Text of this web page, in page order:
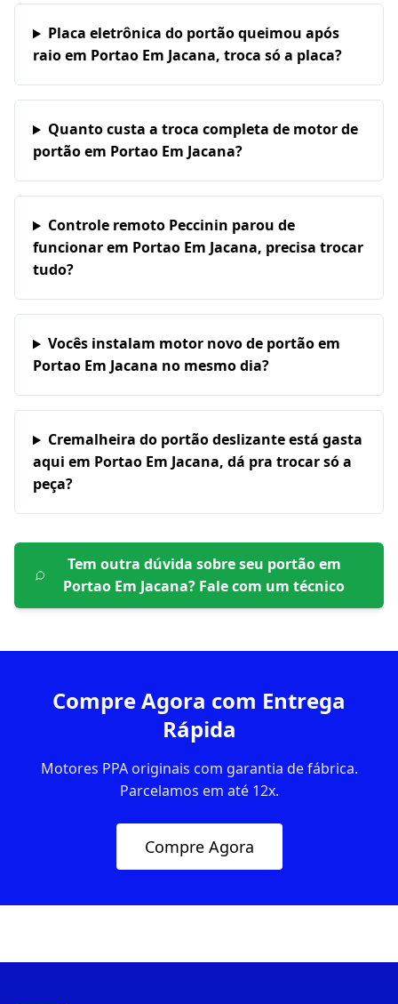
Placa eletrônica do portão queimou após
raio em Portao Em Jacana, troca só a placa?
Quanto custa a troca completa de motor de
portão em Portao Em Jacana?
Controle remoto Peccinin parou de
funcionar em Portao Em Jacana, precisa trocar
tudo?
Vocês instalam motor novo de portão em
Portao Em Jacana no mesmo dia?
Cremalheira do portão deslizante está gasta
aqui em Portao Em Jacana, dá pra trocar só a
peça?
Tem outra dúvida sobre seu portão em
Portao Em Jacana? Fale com um técnico
Compre Agora com Entrega
Rápida
Motores PPA originais com garantia de fábrica.
Parcelamos em até 12x.
Compre Agora